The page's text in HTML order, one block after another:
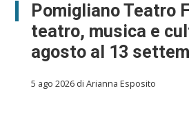
Pomigliano Teatro
teatro, musica e
agosto al 13
5 ago 2026 di Arianna Esposito